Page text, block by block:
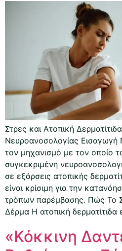
Στρες και Ατοπική
Νευροανοσολογίας Εισαγωγή
τον μηχανισμό με τον οποίο
συγκεκριμένη
σε εξάρσεις ατοπικής
είναι κρίσιμη για την
τρόπων παρέμβασης. Πώς Το
Δέρμα Η ατοπική δερματίτιδα
«Κόκκινη